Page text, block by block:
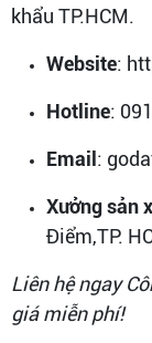
khẩu TP.HCM.
Website:
Hotline:
Email:
Xưởng sản
Điểm,TP.
Liên hệ ngay
giá miễn phí!